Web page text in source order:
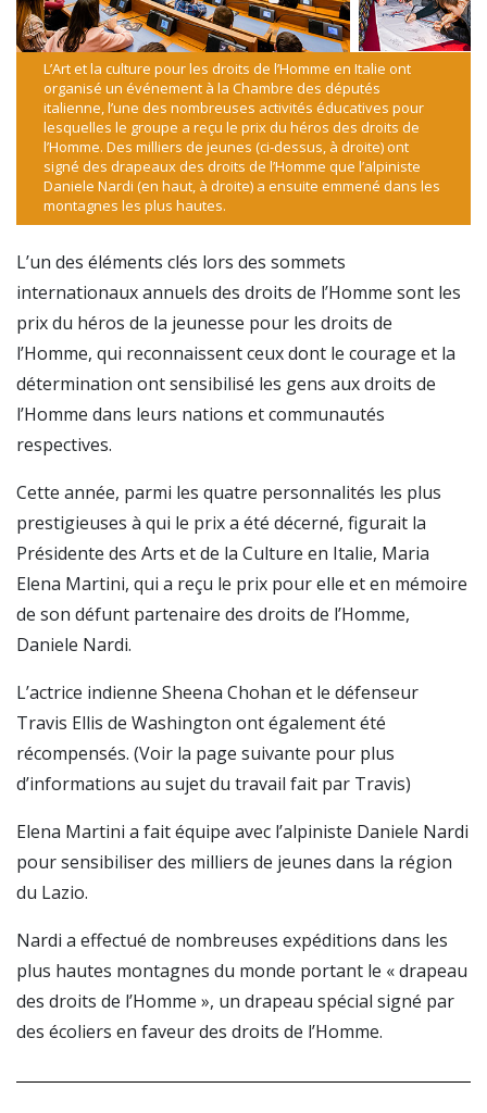
L’Art et la culture pour les droits de l’Homme en Italie ont
organisé un événement à la Chambre des députés
italienne, l’une des nombreuses activités éducatives pour
lesquelles le groupe a reçu le prix du héros des droits de
l’Homme. Des milliers de jeunes (ci-dessus, à droite) ont
signé des drapeaux des droits de l’Homme que l’alpiniste
Daniele Nardi (en haut, à droite) a ensuite emmené dans les
montagnes les plus hautes.
L’un des éléments clés lors des sommets
internationaux annuels des droits de l’Homme sont les
prix du héros de la jeunesse pour les droits de
l’Homme, qui reconnaissent ceux dont le courage et la
détermination ont sensibilisé les gens aux droits de
l’Homme dans leurs nations et communautés
respectives.
Cette année, parmi les quatre personnalités les plus
prestigieuses à qui le prix a été décerné, figurait la
Présidente des Arts et de la Culture en Italie, Maria
Elena Martini, qui a reçu le prix pour elle et en mémoire
de son défunt partenaire des droits de l’Homme,
Daniele Nardi.
L’actrice indienne Sheena Chohan et le défenseur
Travis Ellis de Washington ont également été
récompensés. (Voir la page suivante pour plus
d’informations au sujet du travail fait par Travis)
Elena Martini a fait équipe avec l’alpiniste Daniele Nardi
pour sensibiliser des milliers de jeunes dans la région
du Lazio.
Nardi a effectué de nombreuses expéditions dans les
plus hautes montagnes du monde portant le « drapeau
des droits de l’Homme », un drapeau spécial signé par
des écoliers en faveur des droits de l’Homme.